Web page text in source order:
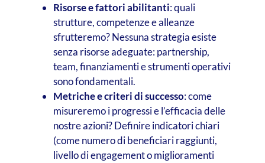
Risorse e fattori abilitanti: quali
strutture, competenze e alleanze
sfrutteremo? Nessuna strategia esiste
senza risorse adeguate: partnership,
team, finanziamenti e strumenti operativi
sono fondamentali.
Metriche e criteri di successo: come
misureremo i progressi e l’efficacia delle
nostre azioni? Definire indicatori chiari
(come numero di beneficiari raggiunti,
livello di engagement o miglioramenti